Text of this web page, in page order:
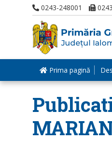
0243-248001
Prima pagină